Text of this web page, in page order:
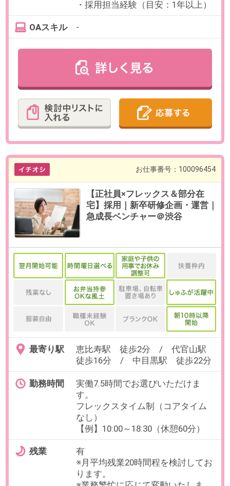
【休日・休暇】
＜年間休日124日＞
土日祝日、夏季休暇、年末年始休
暇、有給休暇
積立休暇、慶弔休暇、育児休暇、
リフレッシュ休暇
【福利厚生】
社会保険完備、ランチ代補助、健
助、資格手当、資格取得支援
必要経験 【必須】下記いずれかのご経験を
お持ちの方
・採用担当経験（目安：1年以上）
【正社員×部分在宅＆フレック
ス】人事MGR｜IT×不動産でDX推
進＠恵比寿
恵比寿駅 徒歩2分 / 代官山駅
勤務時間
実働7.5時間でお選びいただけま
フレックスタイム制（コアタイム
【例】9:00～17:30、11:00～
19:00（休憩60分）
残業
※月平均残業20時間程を検討してお
ります。
※業務繁忙に応じて変動いたしま